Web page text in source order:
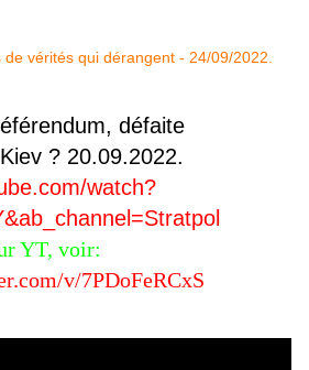
défaite
? 20.09.2022.
watch?
YT, voir:
v/7PDoFeRCxS